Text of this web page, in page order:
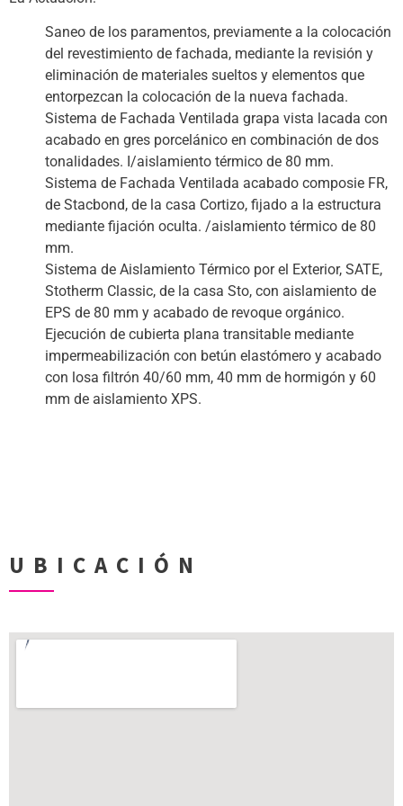
Saneo de los paramentos, previamente a la colocación
del revestimiento de fachada, mediante la revisión y
eliminación de materiales sueltos y elementos que
entorpezcan la colocación de la nueva fachada.
Sistema de Fachada Ventilada grapa vista lacada con
acabado en gres porcelánico en combinación de dos
tonalidades. I/aislamiento térmico de 80 mm.
Sistema de Fachada Ventilada acabado composie FR,
de Stacbond, de la casa Cortizo, fijado a la estructura
mediante fijación oculta. /aislamiento térmico de 80
mm.
Sistema de Aislamiento Térmico por el Exterior, SATE,
Stotherm Classic, de la casa Sto, con aislamiento de
EPS de 80 mm y acabado de revoque orgánico.
Ejecución de cubierta plana transitable mediante
impermeabilización con betún elastómero y acabado
con losa filtrón 40/60 mm, 40 mm de hormigón y 60
mm de aislamiento XPS.
UBICACIÓN